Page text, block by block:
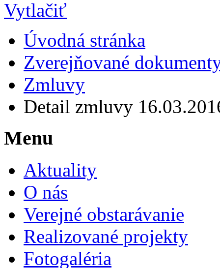
Úvodná stránka
Zverejňované
Zmluvy
Detail zmluvy
Menu
Aktuality
O nás
Verejné obstarávanie
Realizované projekty
Fotogaléria